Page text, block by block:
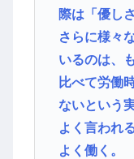
際は「優し
さらに様々
いるのは、
比べて労働
ないという
よく言われ
よく働く。